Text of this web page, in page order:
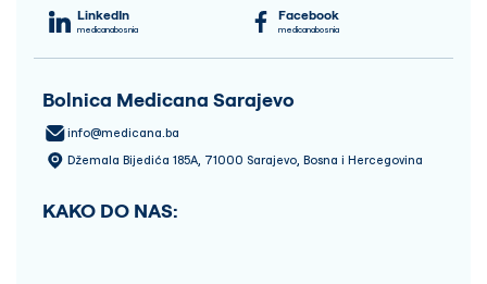
LinkedIn
medicanabosnia
Facebook
medicanabosnia
Bolnica Medicana Sarajevo
info@medicana.ba
Džemala Bijedića 185A, 71000 Sarajevo, Bosna i Hercegovina
KAKO DO NAS: